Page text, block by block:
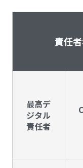
責任
最高デ
ジタル
責任者